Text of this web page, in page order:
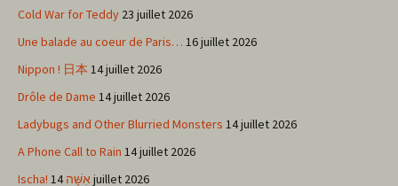
articles
Cold War for Teddy 23 juillet 2026
Une balade au coeur de Paris… 16 juillet 2026
Nippon ! 日本 14 juillet 2026
Drôle de Dame 14 juillet 2026
Ladybugs and Other Blurried Monsters 14 juillet 2026
A Phone Call to Rain 14 juillet 2026
Ischa! אִשָּׁה14 juillet 2026